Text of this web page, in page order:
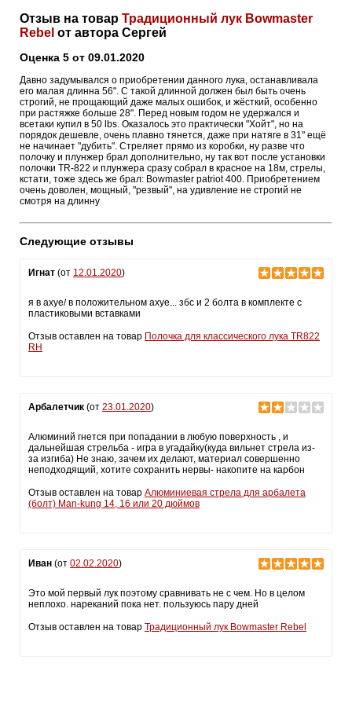
Отзыв на товар Традиционный лук Bowmaster
Rebel от автора Сергей
Оценка 5 от 09.01.2020
Давно задумывался о приобретении данного лука, останавливала
его малая длинна 56". С такой длинной должен был быть очень
строгий, не прощающий даже малых ошибок, и жёсткий, особенно
при растяжке больше 28". Перед новым годом не удержался и
всетаки купил в 50 lbs. Оказалось это практически "Хойт", но на
порядок дешевле, очень плавно тянется, даже при натяге в 31" ещё
не начинает "дубить". Стреляет прямо из коробки, ну разве что
полочку и плунжер брал дополнительно, ну так вот после установки
полочки TR-822 и плунжера сразу собрал в красное на 18м, стрелы,
кстати, тоже здесь же брал: Bowmaster patriot 400. Приобретением
очень доволен, мощный, "резвый", на удивление не строгий не
смотря на длинну
Следующие отзывы
Игнат (от 12.01.2020)
я в ахуе/ в положительном ахуе... збс и 2 болта в комплекте с
пластиковыми вставками
Отзыв оставлен на товар Полочка для классического лука TR822
RH
Арбалетчик (от 23.01.2020)
Алюминий гнется при попадании в любую поверхность , и
дальнейшая стрельба - игра в угадайку(куда вильнет стрела из-
за изгиба) Не знаю, зачем их делают, материал совершенно
неподходящий, хотите сохранить нервы- накопите на карбон
Отзыв оставлен на товар Алюминиевая стрела для арбалета
(болт) Man-kung 14, 16 или 20 дюймов
Иван (от 02.02.2020)
Это мой первый лук поэтому сравнивать не с чем. Но в целом
неплохо. нареканий пока нет. пользуюсь пару дней
Отзыв оставлен на товар Традиционный лук Bowmaster Rebel